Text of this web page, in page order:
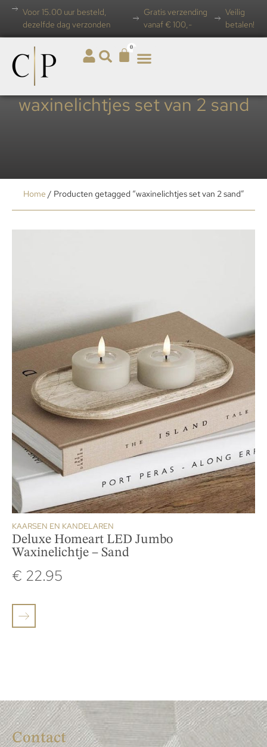
Voor 15.00 uur besteld,
dezelfde dag verzonden
Gratis verzending
vanaf € 100,-
Veilig
betalen!
0
waxinelichtjes set van 2 sand
Home / Producten getagged “waxinelichtjes set van 2 sand”
KAARSEN EN KANDELAREN
Deluxe Homeart LED Jumbo
Waxinelichtje – Sand
€ 22.95
Contact